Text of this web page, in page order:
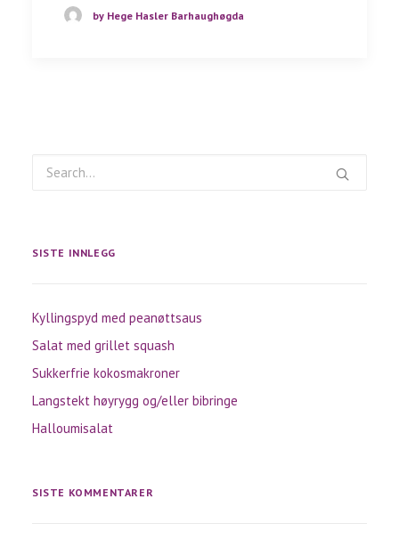
by Hege Hasler Barhaughøgda
SISTE INNLEGG
Kyllingspyd med peanøttsaus
Salat med grillet squash
Sukkerfrie kokosmakroner
Langstekt høyrygg og/eller bibringe
Halloumisalat
SISTE KOMMENTARER